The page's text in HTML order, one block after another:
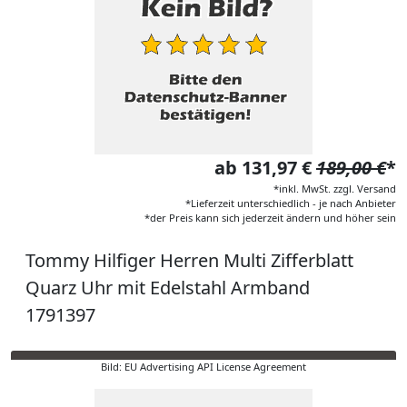
ab 131,97 €189,00 €*
*inkl. MwSt. zzgl. Versand
*Lieferzeit unterschiedlich - je nach Anbieter
*der Preis kann sich jederzeit ändern und höher sein
Tommy Hilfiger Herren Multi Zifferblatt
Quarz Uhr mit Edelstahl Armband
1791397
Bild: EU Advertising API License Agreement